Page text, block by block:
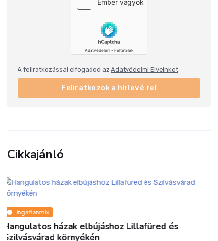
A feliratkozással elfogadod az Adatvédelmi Elveinket
Feliratkozok a hírlevélre!
Cikkajánló